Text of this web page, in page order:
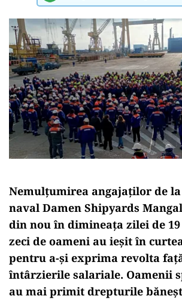
Nemulțumirea angajaților de
naval Damen Shipyards
din nou în dimineața zilei de
zeci de oameni au ieșit în
pentru a-și exprima revolta
întârzierile salariale. Oamenii
au mai primit drepturile